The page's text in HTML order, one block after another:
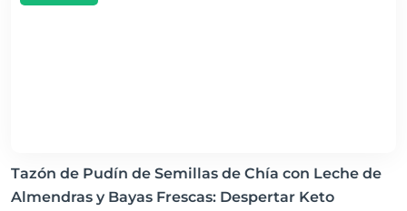
Tazón de Pudín de Semillas de Chía con Leche de
Almendras y Bayas Frescas: Despertar Keto